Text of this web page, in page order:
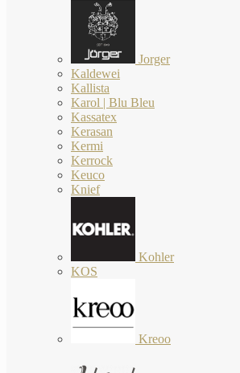
Jorger
Kaldewei
Kallista
Karol | Blu Bleu
Kassatex
Kerasan
Kermi
Kerrock
Keuco
Knief
Kohler
KOS
Kreoo